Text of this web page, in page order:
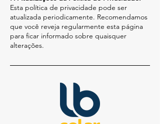
Esta política de privacidade pode ser
atualizada periodicamente. Recomendamos
que você reveja regularmente esta página
para ficar informado sobre quaisquer
alterações.